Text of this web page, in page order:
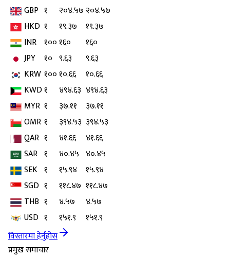
GBP १ २०४.५७ २०४.५७
HKD १ १९.३७
१९.३७
INR १००१६०
१६०
JPY
१० ९.६३
९.६३
KRW १००१०.६६
१०.६६
KWD१ ४९४.६३ ४९४.६३
MYR १ ३७.११
३७.११
OMR १ ३९४.५३ ३९४.५३
QAR १ ४१.६६
४१.६६
SAR १ ४०.४५ ४०.४५
SEK १ १५.९४
१५.९४
SGD १ ११८.४७ ११८.४७
THB १ ४.५७
४.५७
USD १ १५१.९
१५१.९
विस्तारमा हेर्नुहोस
प्रमुख समाचार